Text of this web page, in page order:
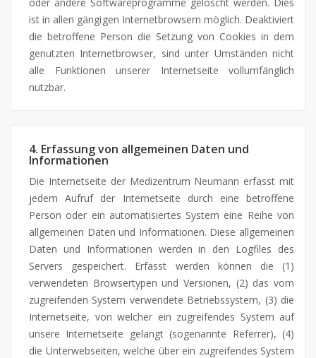
ist in allen gängigen Internetbrowsern möglich. Deaktiviert
die betroffene Person die Setzung von Cookies in dem
genutzten Internetbrowser, sind unter Umständen nicht
alle Funktionen unserer Internetseite vollumfänglich
nutzbar.
4. Erfassung von allgemeinen Daten und
Informationen
Die Internetseite der Medizentrum Neumann erfasst mit
jedem Aufruf der Internetseite durch eine betroffene
Person oder ein automatisiertes System eine Reihe von
allgemeinen Daten und Informationen. Diese allgemeinen
Daten und Informationen werden in den Logfiles des
Servers gespeichert. Erfasst werden können die (1)
verwendeten Browsertypen und Versionen, (2) das vom
zugreifenden System verwendete Betriebssystem, (3) die
Internetseite, von welcher ein zugreifendes System auf
unsere Internetseite gelangt (sogenannte Referrer), (4)
die Unterwebseiten, welche über ein zugreifendes System